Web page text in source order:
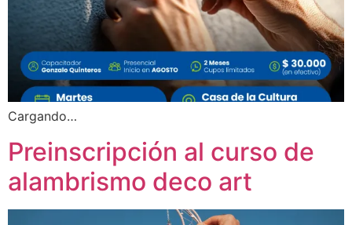
Cargando…
Preinscripción al curso de
alambrismo deco art